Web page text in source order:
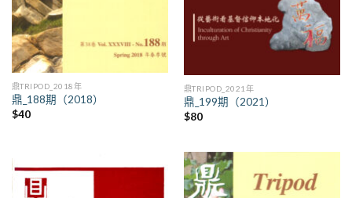
鼎TRIPOD_2018年
鼎_188期（2018）
$40
鼎TRIPOD_2021年
鼎_199期（2021）
$80